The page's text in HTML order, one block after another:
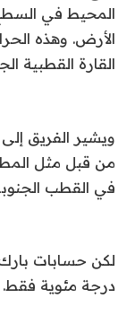
المحيط في
الأرض. وهذه
القارة القطبية
ويشير الفريق
من قبل مثل
في القطب
درجة مئوية فقط.